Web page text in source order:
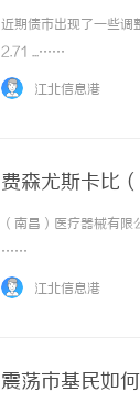
近期债市出现了一些
2.71 ...……
江北信息港
费森尤斯卡比
（南昌）医疗器械有
……
江北信息港
震荡市基民如